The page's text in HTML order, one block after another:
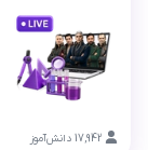
17,942 دانش‌آموز